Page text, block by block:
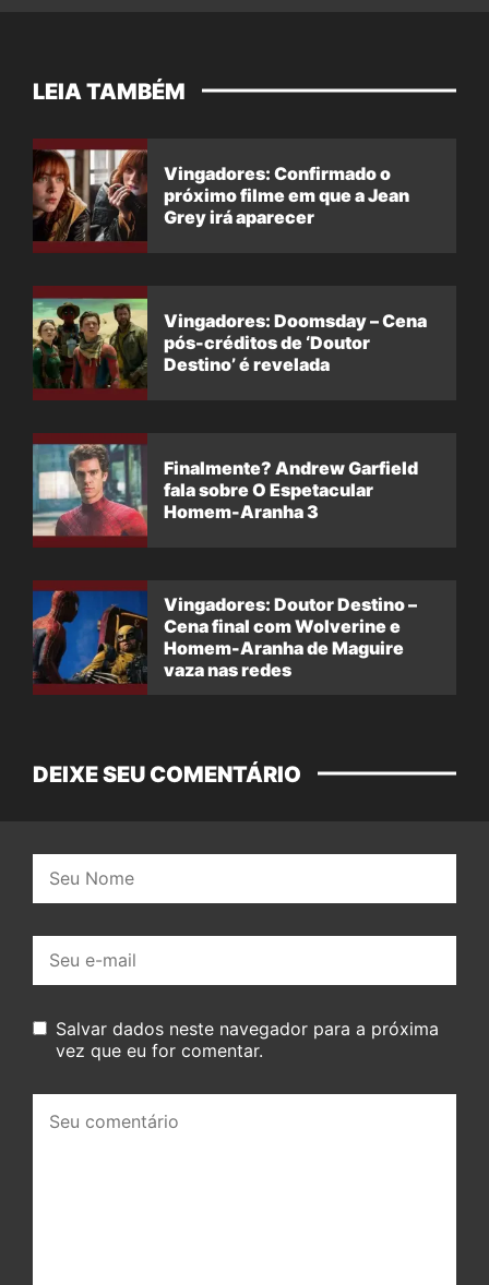
LEIA TAMBÉM
Vingadores: Confirmado o
próximo filme em que a Jean
Grey irá aparecer
Vingadores: Doomsday – Cena
pós-créditos de ‘Doutor
Destino’ é revelada
Finalmente? Andrew Garfield
fala sobre O Espetacular
Homem-Aranha 3
Vingadores: Doutor Destino –
Cena final com Wolverine e
Homem-Aranha de Maguire
vaza nas redes
DEIXE SEU COMENTÁRIO
mail:
Salvar dados neste navegador para a próxima
vez que eu for comentar.
comentário: